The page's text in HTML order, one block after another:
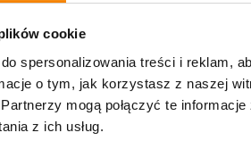
cookie
spersonalizowania treści i reklam,
o tym, jak korzystasz z naszej
mogą połączyć te
z ich usług.